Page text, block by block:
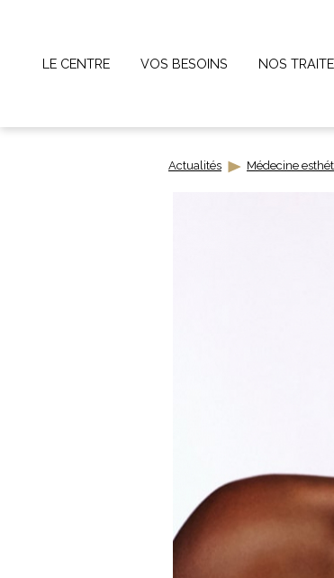
LE CENTRE VOS BESOINS NOS
Actualités Médecine